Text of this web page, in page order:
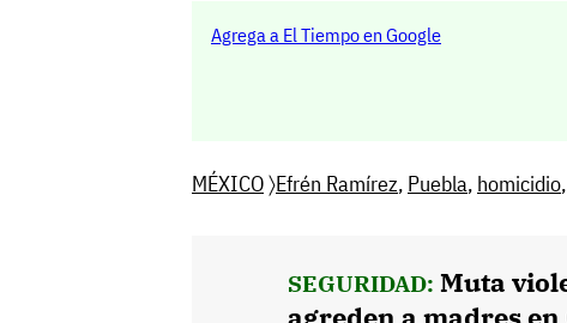
Agrega a El Tiempo en Google
MÉXICO〉Efrén Ramírez, Puebla, homicidio,
SEGURIDAD: Muta